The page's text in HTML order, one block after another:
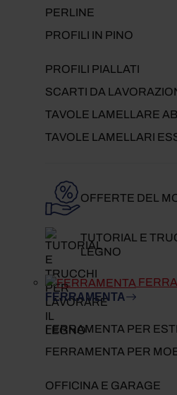
PERLINE
PROFILI IN PINO
PROFILI PIALLATI
SCARTI DA
TAVOLE LAMELLARE
TAVOLE LAMELLARI
OFFERTE DEL
TUTORIAL E
LEGNO
FERRAMENTA
FERRAMENTA PER
FERRAMENTA PER
OFFICINA E GARAGE